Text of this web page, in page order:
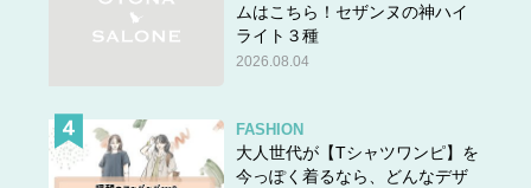
ムはこちら！セザンヌの神ハイ
ライト３種
2026.08.04
FASHION
大人世代が【Tシャツワンピ】を
今っぽく着るなら、どんなデザ